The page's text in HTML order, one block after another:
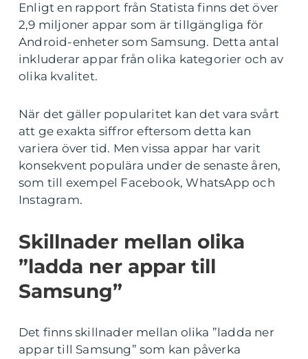
Enligt en rapport från Statista finns det över
2,9 miljoner appar som är tillgängliga för
Android-enheter som Samsung. Detta antal
inkluderar appar från olika kategorier och av
olika kvalitet.
När det gäller popularitet kan det vara svårt
att ge exakta siffror eftersom detta kan
variera över tid. Men vissa appar har varit
konsekvent populära under de senaste åren,
som till exempel Facebook, WhatsApp och
Instagram.
Skillnader mellan olika
”ladda ner appar till
Samsung”
Det finns skillnader mellan olika ”ladda ner
appar till Samsung” som kan påverka